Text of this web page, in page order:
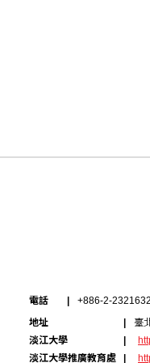
電話 +886-2-
地址
臺
淡江大學
淡江大學推廣教育處